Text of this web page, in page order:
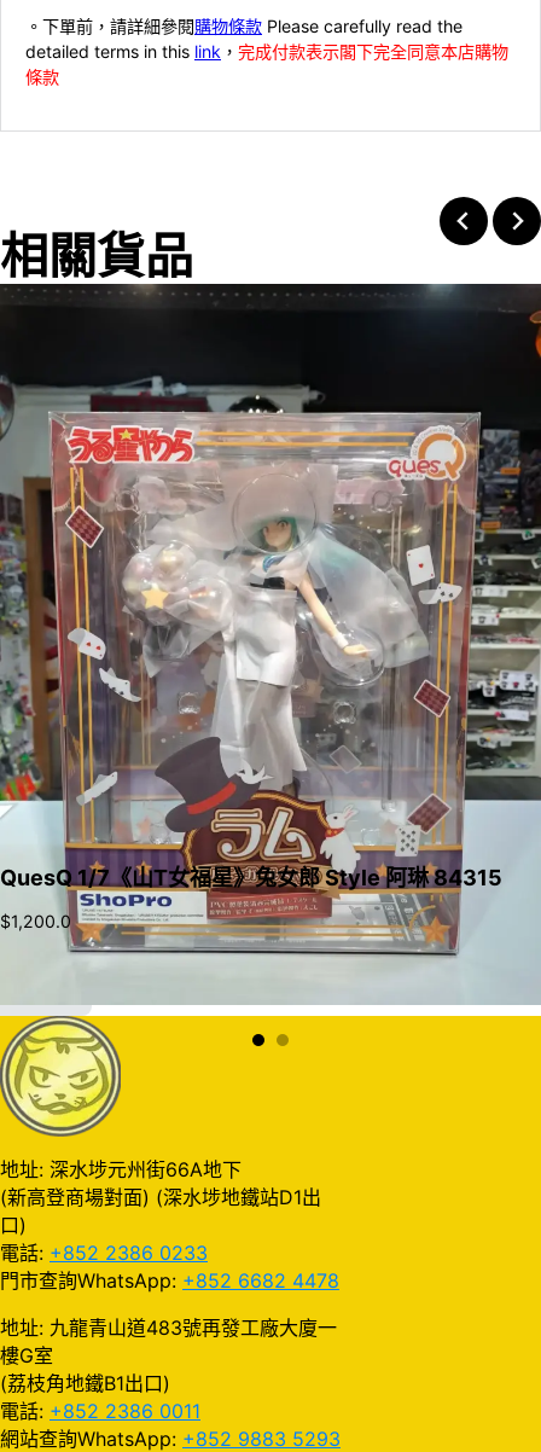
。下單前，請詳細參閱購物條款 Please carefully read the
detailed terms in this link ， 完成付款表示閣下完全同意本店購物
條款
相關貨品
QuesQ 1/7《山T女福星》兔女郎 Style 阿琳 84315
$1,200.0
地址: 深水埗元州街66A地下
(新高登商場對面) (深水埗地鐵站D1出
口)
電話: +852 2386 0233
門市查詢WhatsApp: +852 6682 4478
地址: 九龍青山道483號再發工廠大廈一
樓G室
(荔枝角地鐵B1出口)
電話: +852 2386 0011
網站查詢WhatsApp: +852 9883 5293